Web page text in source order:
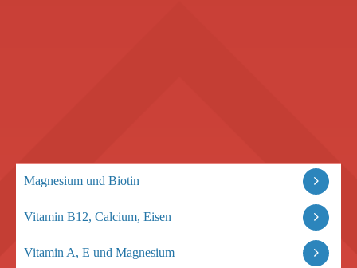
Magnesium und Biotin
Vitamin B12, Calcium, Eisen
Vitamin A, E und Magnesium